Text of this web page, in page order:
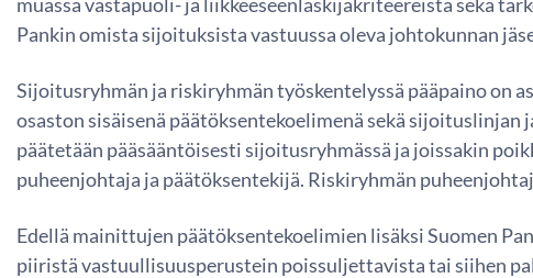
Pankin omista sijoituksista vastuussa oleva johtokunnan
Sijoitusryhmän ja riskiryhmän työskentelyssä pääpaino on
osaston sisäisenä päätöksentekoelimenä sekä
päätetään pääsääntöisesti sijoitusryhmässä ja joissakin
puheenjohtaja ja päätöksentekijä. Riskiryhmän
Edellä mainittujen päätöksentekoelimien lisäksi Suomen
piiristä vastuullisuusperustein poissuljettavista tai siihen